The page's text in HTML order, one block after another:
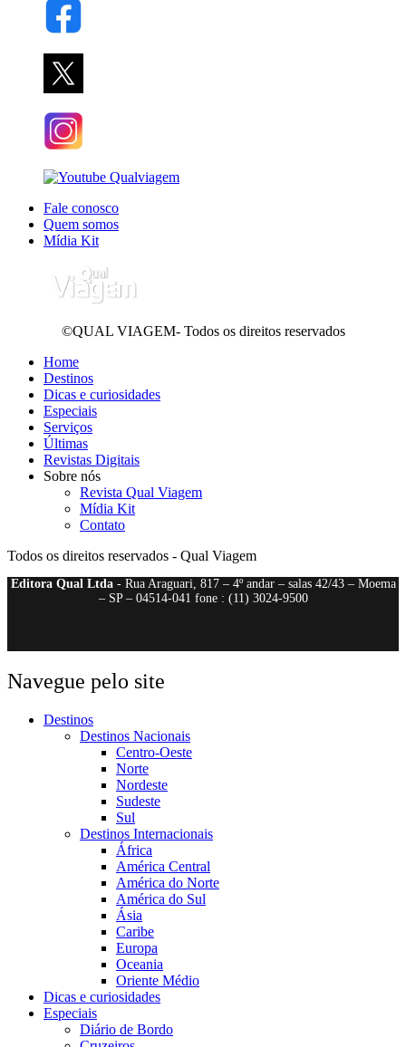
Fale conosco
Quem somos
Mídia Kit
©QUAL VIAGEM- Todos os direitos reservados
Home
Destinos
Dicas e curiosidades
Especiais
Serviços
Últimas
Revistas Digitais
Sobre nós
Revista Qual Viagem
Mídia Kit
Contato
Todos os direitos reservados - Qual Viagem
Editora Qual Ltda- Rua Araguari, 817 – 4º andar – salas 42/43 – Moema
– SP – 04514-041 fone : (11) 3024-9500
Navegue pelo site
Destinos
Destinos Nacionais
Centro-Oeste
Norte
Nordeste
Sudeste
Sul
Destinos Internacionais
África
América Central
América do Norte
América do Sul
Ásia
Caribe
Europa
Oceania
Oriente Médio
Dicas e curiosidades
Especiais
Diário de Bordo